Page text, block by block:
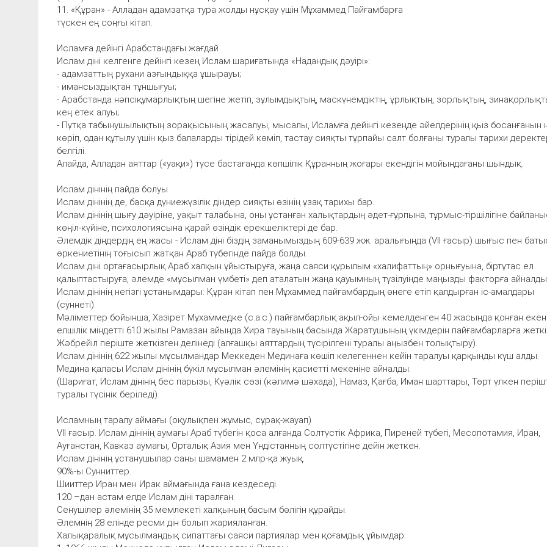
11. «Құран» - Алладан адамзатқа тура жолды нұсқау үшін Мұхаммед Пайғамбарға
түскен ең соңғы кітап.
Исламға дейінгі Арабстандағы жағдай
Ислам діні келгенге дейінгі кезең Ислам шариғатында «Надандық дәуірі»:
- адамзаттың рухани азғындыққа ұшырауы;
- имансыздықтан тұншығуы;
- Арабстанда нәпсіқұмарлықтың шегіне жетіп, зұлымдықтың, маскүнемдіктің, ұрлықтың, зорлықтың,
кең етек алуы;
- Пұтқа табынушылықтың зорақысының жасалуы, мысалы, Исламға дейінгі кезеңде әйелдерінің қыз босанғанын
көріп, одан құтылу үшін қыз балаларды тірідей көміп, тастау сияқты тұрпайы салт болғаны туралы тарихи
белгілі.
Алайда, Алладан аяттар («уақи») түсе бастағанда көпшілік Құранның жоғары екендігін мойындағаны шындық.
Ислам дінінің пайда болуы
Ислам дінінің де, басқа дүниежүзілік діндер сияқты өзінің ұзақ тарихы бар.
Ислам дінінің шығу дәуіріне, уақыт талабына, оны ұстанған халықтардың әдет-ғұрпына, тұрмыс-тіршілігіне
көңіл-күйіне, психологиясына қарай өзіндік ерекшеліктері де бар.
Әлемдік діндердің ең жасы - Ислам діні біздің заманымыздың 609-639 жж. аралығында (VII ғасыр) шығыс пен
өркениетінің тоғысып жатқан Араб түбегінде пайда болды.
Ислам діні ортағасырлық Араб халқын ұйыстыруға, жаңа саяси құрылым «халифаттың» орнығуына, біртұтас ел
қалыптастыруға, әлемде «мұсылман үмбеті» деп аталатын жаңа қауымның түзілуінде маңызды факторға айналды.
Ислам дінінің негізгі ұстанымдары: Құран кітап пен Мұхаммед пайғамбардың өнеге етіп қалдырған іс-амалдары
(суннеті).
Мәліметтер бойынша, Хазірет Мұхаммедке (с.а.с.) пайғамбарлық ақыл-ойы кемелденген 40 жасында қонған
елшілік міндетті 610 жылы Рамазан айында Хира тауының басында Жаратушының үкімдерін пайғамбарларға
Жәбрейіл періште жеткізген делінеді (алғашқы аяттардың түсірілгені туралы аңызбен толықтыру).
Ислам дінінің 622 жылы мұсылмандар Меккеден Мединаға көшіп келегеннен кейін таралуы қарқынды күш алды.
Медина қаласы Ислам дінінің бүкіл мұсылман әлемінің қасиетті мекеніне айналды.
(Шариғат, Ислам дінінің бес парызы, Күәлік сөзі (кәлимә шәхада), Намаз, Қағба, Иман шарттары, Төрт үлкен
туралы түсінік беріледі).
Исламның таралу аймағы (оқулықпен жұмыс, сұрақ-жауап)
VII ғасыр. Ислам дінінің аумағы Араб түбегін қоса алғанда Солтүстік Африка, Пиреней түбегі, Месопотамия, Иран,
Ауғанстан, Кавказ аумағы, Орталық Азия мен Үндістанның солтүстігіне дейін жеткен.
Ислам дінінің ұстанушылар саны шамамен 2 млр-қа жуық.
90%-ы Сунниттер.
Шииттер Иран мен Ирак аймағында ғана кездеседі.
120 –дан астам елде Ислам діні таралған.
Сенушілер әлемінің 35 мемлекеті халқының басым бөлігін құрайды.
Әлемнің 28 елінде ресми дін болып жарияланған.
Халықаралық мұсылмандық сипаттағы саяси партиялар мен қоғамдық ұйымдар: